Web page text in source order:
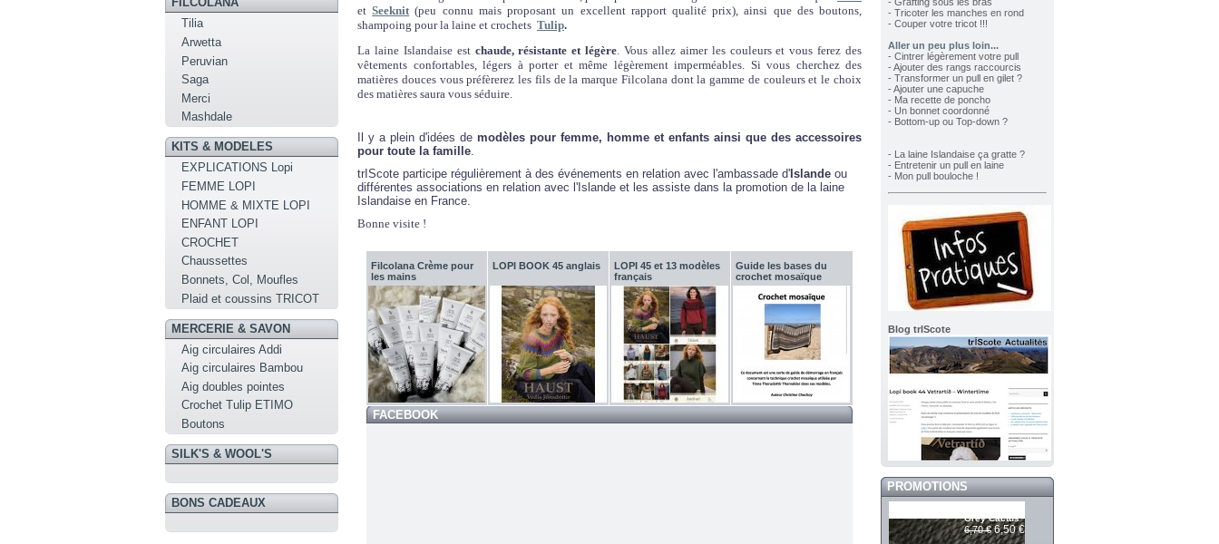
Tilia
Arwetta
Peruvian
Saga
Merci
Mashdale
KITS & MODELES
EXPLICATIONS Lopi
FEMME LOPI
HOMME & MIXTE LOPI
ENFANT LOPI
CROCHET
Chaussettes
Bonnets, Col, Moufles
Plaid et coussins TRICOT
MERCERIE & SAVON
Aig circulaires Addi
Aig circulaires Bambou
Aig doubles pointes
Crochet Tulip ETIMO
Boutons
SILK'S & WOOL'S
BONS CADEAUX
etSeeknit (peu connu mais proposant un excellent rapport qualité prix), ainsi que des boutons,
shampoing pour la laine et crochets Tulip.
La laine Islandaise est chaude, résistante et légère . Vous allez aimer les couleurs et vous ferez des
vêtements confortables, légers à porter et même légèrement imperméables. Si vous cherchez des
matières douces vous préfèrerez les fils de la marque Filcolana dont la gamme de couleurs et le choix
des matières saura vous séduire.
Il y a plein d'idées de modèles pour femme, homme et enfants ainsi que des accessoires
pour toute la famille
trIScote participe régulièrement à des événements en relation avec l'ambassade d'Islande ou
différentes associations en relation avec l'Islande et les assiste dans la promotion de la laine
Islandaise en France.
Bonne visite !
Filcolana Crème pour
les mains
LOPI BOOK 45 anglais
LOPI 45 et 13 modèles
français
Guide les bases du
crochet mosaïque
FACEBOOK
- Tricoter les manches en rond
- Couper votre tricot !!!
Aller un peu plus loin...
- Cintrer légèrement votre pull
- Ajouter des rangs raccourcis
- Transformer un pull en gilet ?
- Ajouter une capuche
- Ma recette de poncho
- Un bonnet coordonné
- Bottom-up ou Top-down ?
- La laine Islandaise ça gratte ?
- Entretenir un pull en laine
- Mon pull bouloche !
Blog trIScote
PROMOTIONS
Grey Cactus
6,70 € 6,50 €